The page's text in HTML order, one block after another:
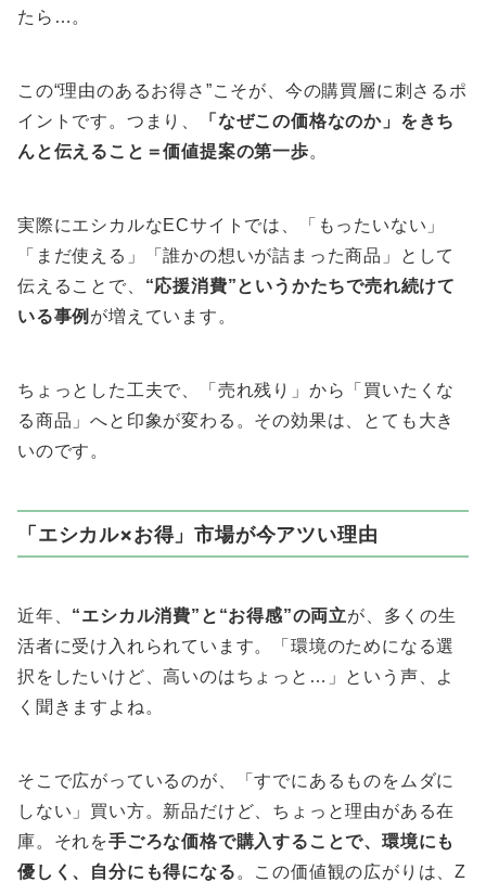
たら…。
この“理由のあるお得さ”こそが、今の購買層に刺さるポ
イントです。つまり、
「なぜこの価格なのか」をきち
んと伝えること＝価値提案の第一歩。
実際にエシカルなECサイトでは、「もったいない」
「まだ使える」「誰かの想いが詰まった商品」として
伝えることで、 “応援消費”というかたちで売れ続けて
いる事例 が増えています。
ちょっとした工夫で、「売れ残り」から「買いたくな
る商品」へと印象が変わる。その効果は、とても大き
いのです。
「エシカル×お得」市場が今アツい理由
近年、 “エシカル消費”と“お得感”の両立が、多くの生
活者に受け入れられています。「環境のためになる選
択をしたいけど、高いのはちょっと…」という声、よ
く聞きますよね。
そこで広がっているのが、「すでにあるものをムダに
しない」買い方。新品だけど、ちょっと理由がある在
庫。それを手ごろな価格で購入することで、環境にも
優しく、自分にも得になる 。この価値観の広がりは、Z